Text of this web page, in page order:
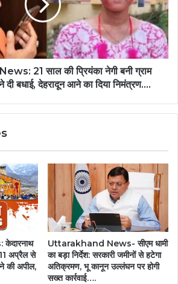
21 साल की प्रियंका नेगी बनी ग्राम
दी बधाई, देहरादून आने का दिया निमंत्रण....
अप्रैल से
की अपील,
Uttarakhand News- सीएम धामी
का बड़ा निर्देश: सरकारी जमीनों से हटेगा
अतिक्रमण, भू कानून उल्लंघन पर होगी
सख्त कार्रवाई….